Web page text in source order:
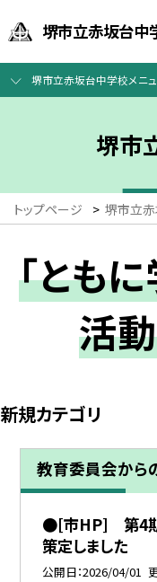
堺市立赤坂台中
堺市立赤坂台中学校メニ
堺市
トップページ > 堺市立
「とも
活
新規カテゴリ
教育委員会から
●[市HP] 第4期
策定しました
公開日 2026/04/01